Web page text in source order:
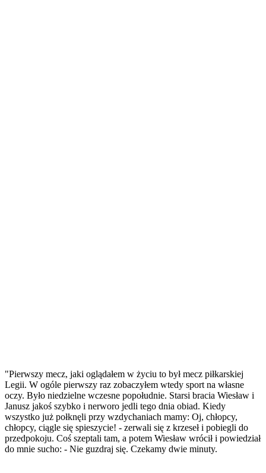
"Pierwszy mecz, jaki oglądałem w życiu to był mecz piłkarskiej
Legii. W ogóle pierwszy raz zobaczyłem wtedy sport na własne
oczy. Było niedzielne wczesne popołudnie. Starsi bracia Wiesław i
Janusz jakoś szybko i nerworo jedli tego dnia obiad. Kiedy
wszystko już połknęli przy wzdychaniach mamy: Oj, chłopcy,
chłopcy, ciągle się spieszycie! - zerwali się z krzeseł i pobiegli do
przedpokoju. Coś szeptali tam, a potem Wiesław wrócił i powiedział
do mnie sucho: - Nie guzdraj się. Czekamy dwie minuty.